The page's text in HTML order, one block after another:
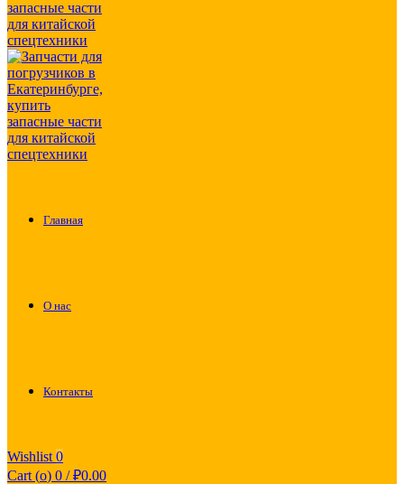
Главная
О нас
Контакты
Wishlist 0
Cart (o) 0 / ₽0.00